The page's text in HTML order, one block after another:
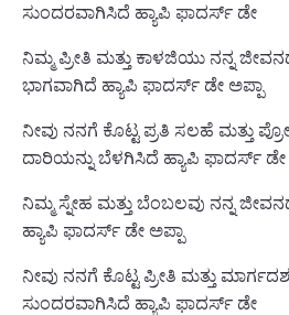
ಸುಂದರವಾಗಿಸಿದೆ ಹ್ಯಾಪಿ ಫಾದರ್ಸ್ ಡೇ
ನಿಮ್ಮ ಪ್ರೀತಿ ಮತ್ತು ಕಾಳಜಿಯು ನನ್ನ
ಭಾಗವಾಗಿದೆ ಹ್ಯಾಪಿ ಫಾದರ್ಸ್ ಡೇ ಅಪ್ಪಾ
ನೀವು ನನಗೆ ಕೊಟ್ಟ ಪ್ರತಿ ಸಲಹೆ ಮತ್ತು
ದಾರಿಯನ್ನು ಬೆಳಗಿಸಿದೆ ಹ್ಯಾಪಿ ಫಾದರ್ಸ್ ಡೇ
ನಿಮ್ಮ ಸ್ನೇಹ ಮತ್ತು ಬೆಂಬಲವು ನನ್ನ
ಹ್ಯಾಪಿ ಫಾದರ್ಸ್ ಡೇ ಅಪ್ಪಾ
ನೀವು ನನಗೆ ಕೊಟ್ಟ ಪ್ರೀತಿ ಮತ್ತು
ಸುಂದರವಾಗಿಸಿದೆ ಹ್ಯಾಪಿ ಫಾದರ್ಸ್ ಡೇ